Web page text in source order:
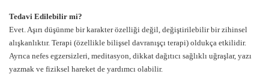
Tedavi Edilebilir mi?
Evet. Aşırı düşünme bir karakter özelliği değil, değiştirilebilir bir zihinsel
alışkanlıktır. Terapi (özellikle bilişsel davranışçı terapi) oldukça etkilidir.
Ayrıca nefes egzersizleri, meditasyon, dikkat dağıtıcı sağlıklı uğraşlar, yazı
yazmak ve fiziksel hareket de yardımcı olabilir.